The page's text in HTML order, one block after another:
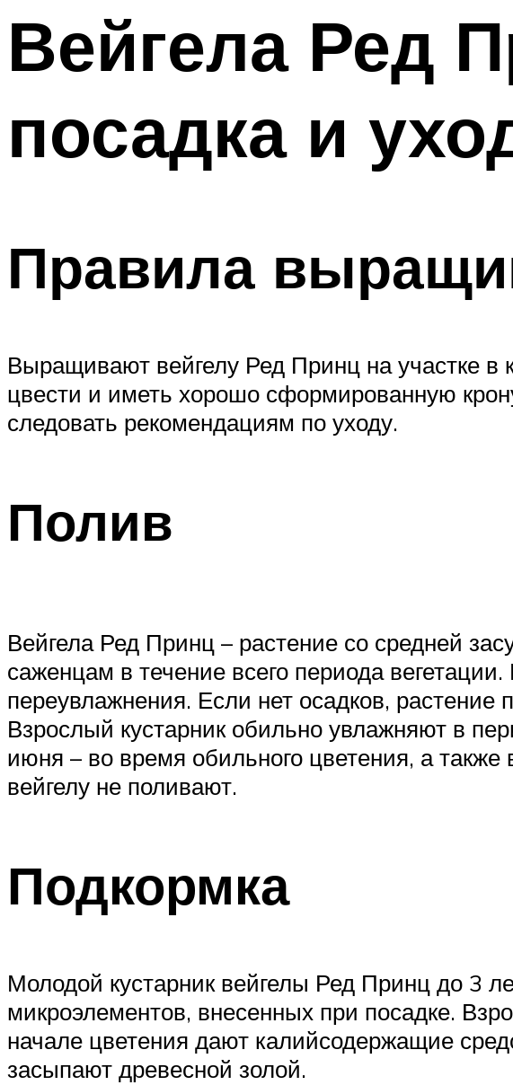
Вейгела Ред
посадка и
Правила
Выращивают вейгелу Ред Принц на участке в
цвести и иметь хорошо сформированную
следовать рекомендациям по уходу.
Полив
Вейгела Ред Принц – растение со средней
саженцам в течение всего периода
переувлажнения. Если нет осадков,
Взрослый кустарник обильно увлажняют в
июня – во время обильного цветения, а
вейгелу не поливают.
Подкормка
Молодой кустарник вейгелы Ред Принц до 3
микроэлементов, внесенных при посадке.
начале цветения дают калийсодержащие
засыпают древесной золой.